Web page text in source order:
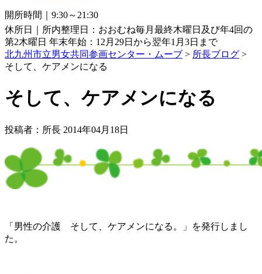
開所時間｜9:30～21:30
休所日｜所内整理日：おおむね毎月最終木曜日及び年4回の
第2木曜日 年末年始：12月29日から翌年1月3日まで
北九州市立男女共同参画センター・ムーブ > 所長ブログ >
そして、ケアメンになる
そして、ケアメンになる
投稿者：所長 2014年04月18日
「男性の介護 そして、ケアメンになる。」を発行しまし
た。